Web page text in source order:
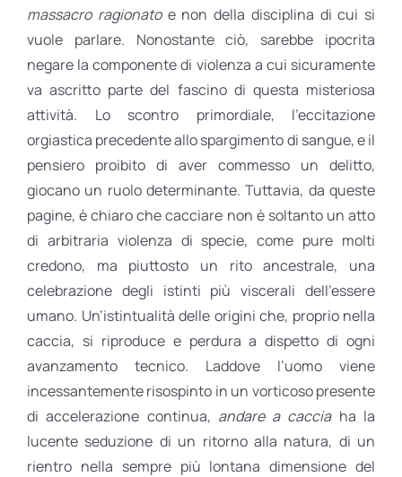
massacro ragionato e non della disciplina di cui si
vuole parlare. Nonostante ciò, sarebbe ipocrita
negare la componente di violenza a cui sicuramente
va ascritto parte del fascino di questa misteriosa
attività. Lo scontro primordiale, l’eccitazione
orgiastica precedente allo spargimento di sangue, e il
pensiero proibito di aver commesso un delitto,
giocano un ruolo determinante. Tuttavia, da queste
pagine, è chiaro che cacciare non è soltanto un atto
di arbitraria violenza di specie, come pure molti
credono, ma piuttosto un rito ancestrale, una
celebrazione degli istinti più viscerali dell’essere
umano. Un’istintualità delle origini che, proprio nella
caccia, si riproduce e perdura a dispetto di ogni
avanzamento tecnico. Laddove l’uomo viene
incessantemente risospinto in un vorticoso presente
di accelerazione continua, andare a cacciaha la
lucente seduzione di un ritorno alla natura, di un
rientro nella sempre più lontana dimensione del